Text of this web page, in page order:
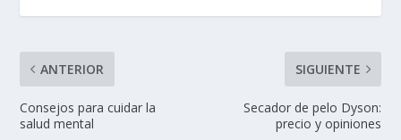
ANTERIOR
Consejos para cuidar la
salud mental
SIGUIENTE
Secador de pelo Dyson:
precio y opiniones